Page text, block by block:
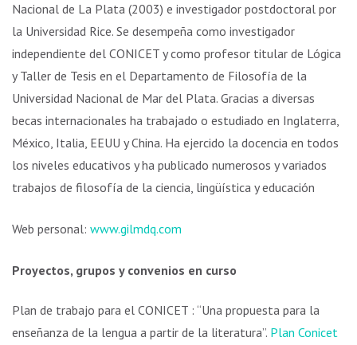
Nacional de La Plata (2003) e investigador postdoctoral por
la Universidad Rice. Se desempeña como investigador
independiente del CONICET y como profesor titular de Lógica
y Taller de Tesis en el Departamento de Filosofía de la
Universidad Nacional de Mar del Plata. Gracias a diversas
becas internacionales ha trabajado o estudiado en Inglaterra,
México, Italia, EEUU y China. Ha ejercido la docencia en todos
los niveles educativos y ha publicado numerosos y variados
trabajos de filosofía de la ciencia, lingüística y educación
Web personal: www.gilmdq.com
Proyectos, grupos y convenios en curso
Plan de trabajo para el CONICET : “Una propuesta para la
enseñanza de la lengua a partir de la literatura”. Plan Conicet